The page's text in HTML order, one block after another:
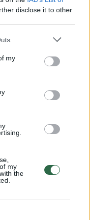
disclose it to other
my
my
the
00:00:59
aplinkkelis:
įsitvirtinti